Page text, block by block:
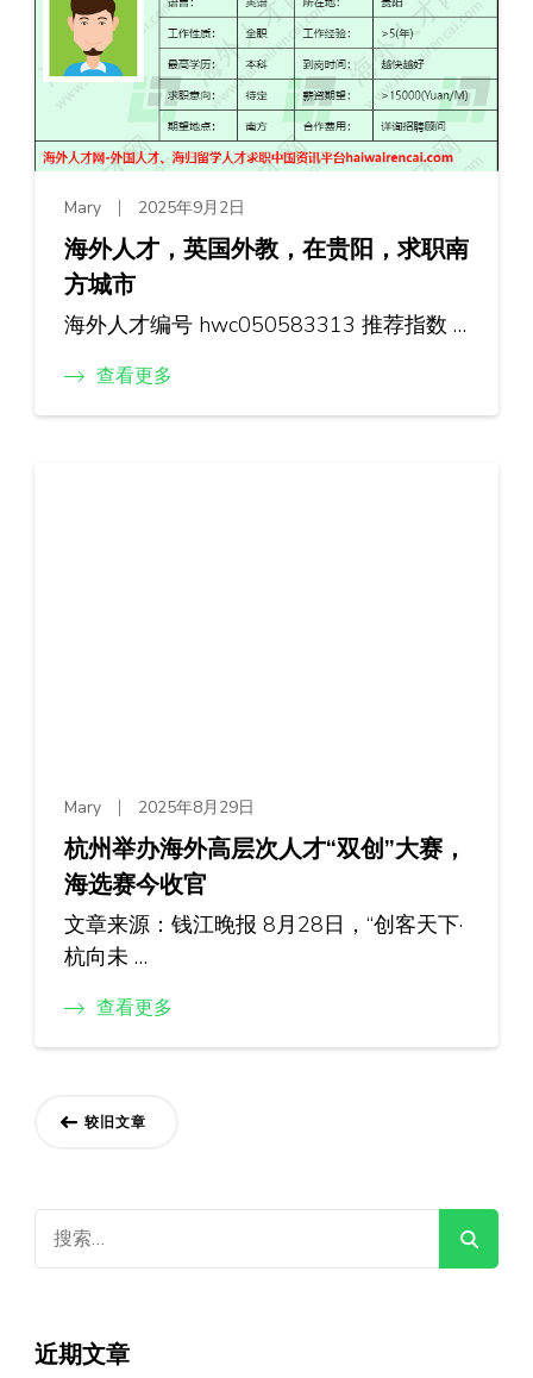
Mary 2025年9月2日
海外人才，英国外教，在贵阳，求职南
方城市
海外人才编号 hwc050583313 推荐指数 …
查看更多
Mary 2025年8月29日
杭州举办海外高层次人才“双创”大赛，
海选赛今收官
文章来源：钱江晚报 8月28日，“创客天下·
杭向未 …
查看更多
文
导
航
较旧文章
索：
近期文章